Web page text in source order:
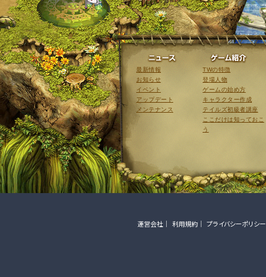
ニュース
最新情報
お知らせ
イベント
アップデート
メンテナンス
TWの特徴
登場人物
ゲームの始め方
キャラクター作成
テイルズ初級者講座
ここだけは知っておこ
う
運営会社 利用規約 プライバシーポリシー